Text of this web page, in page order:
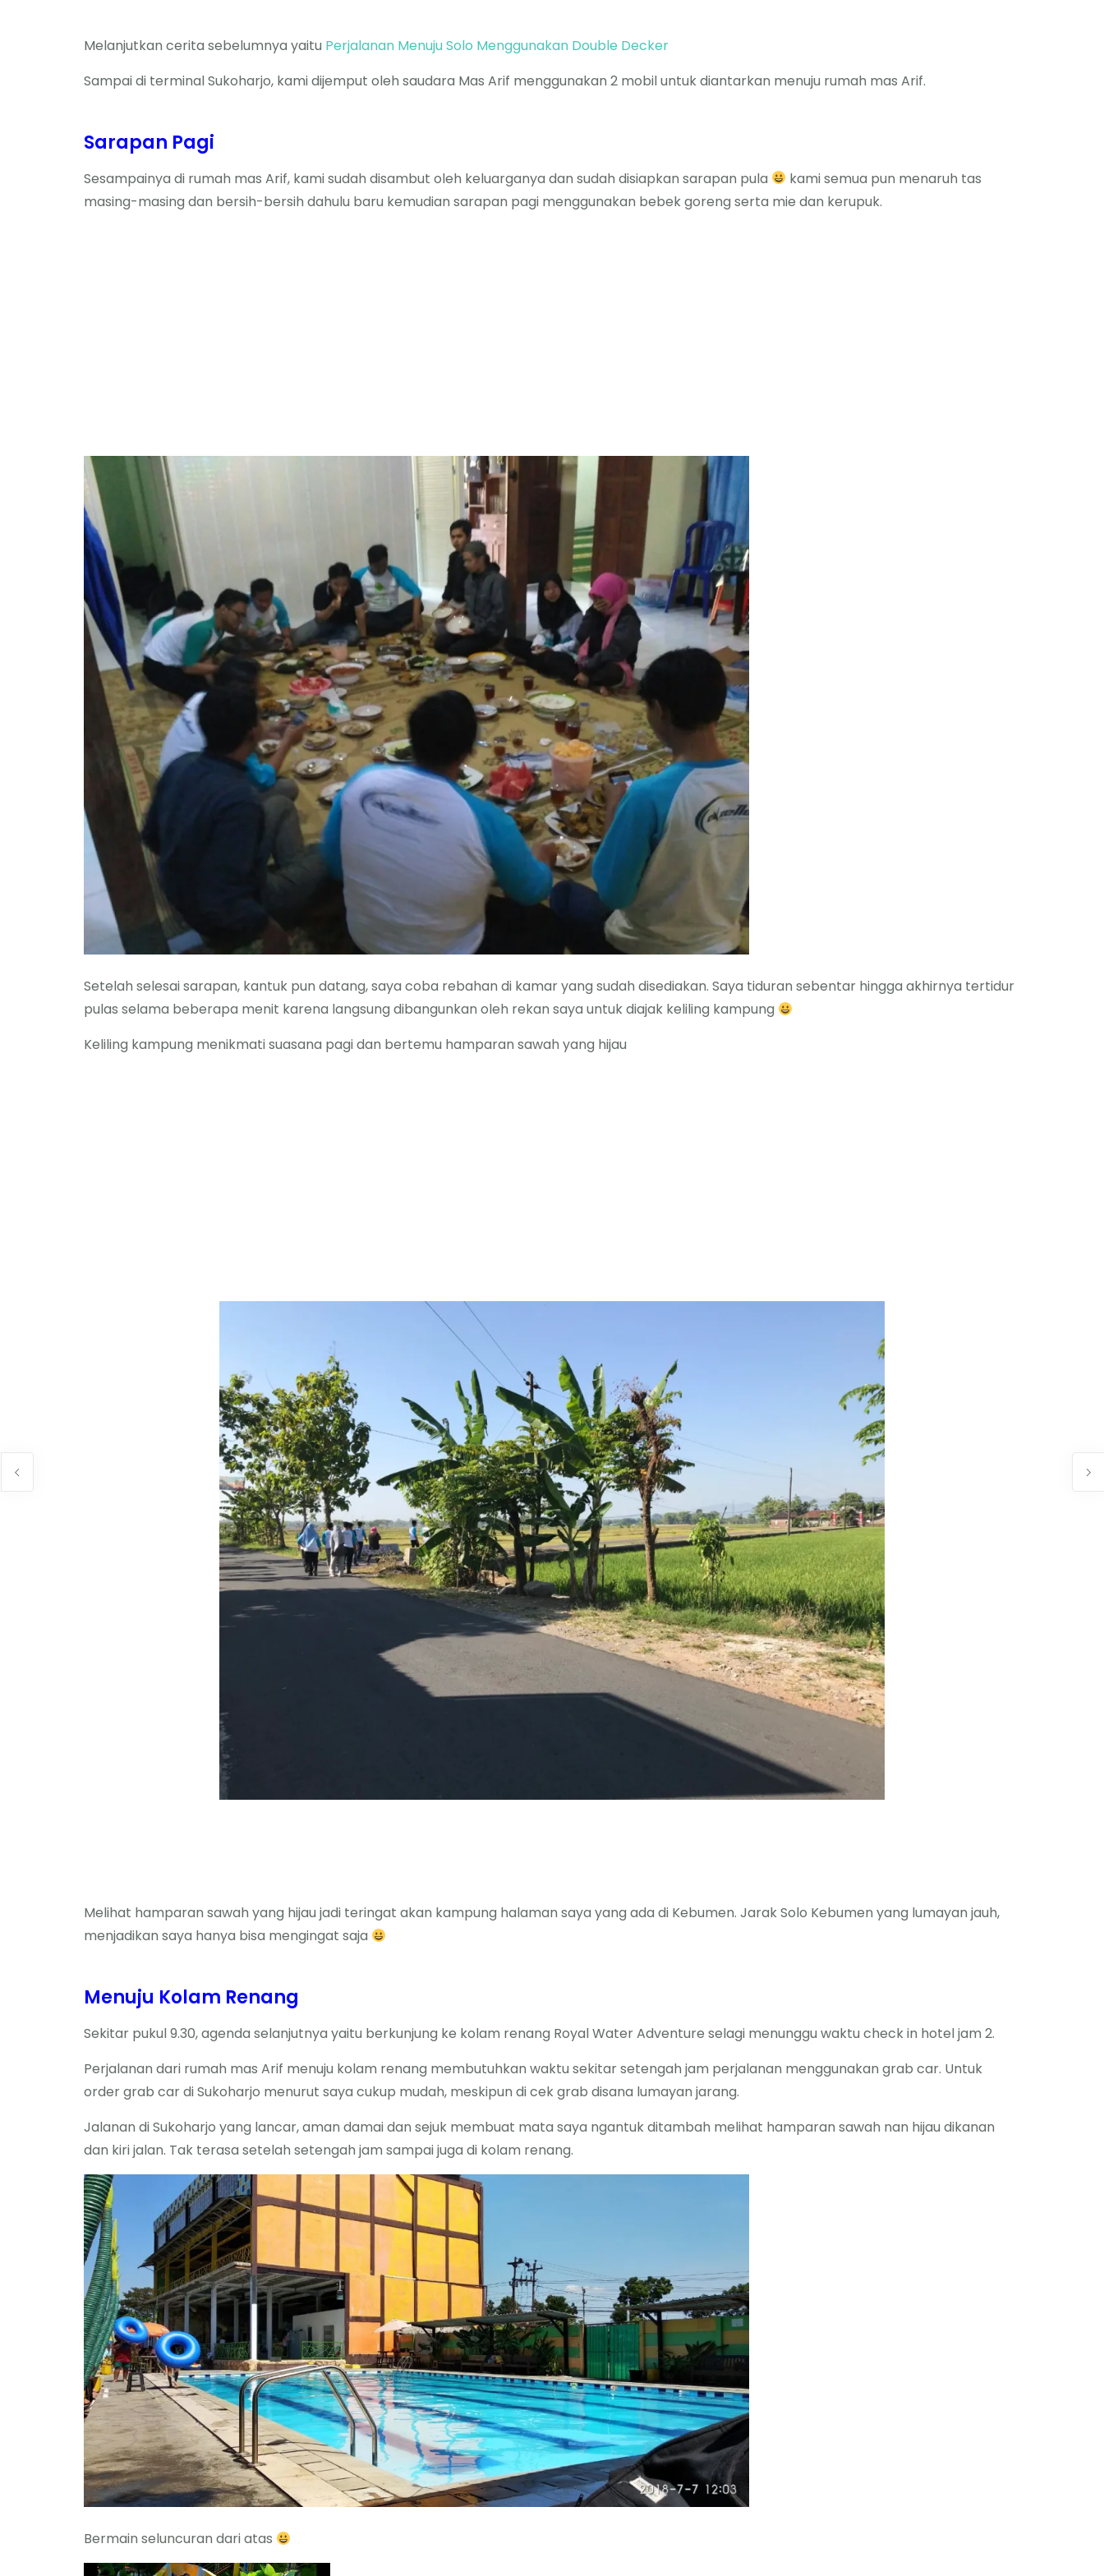
Melanjutkan cerita sebelumnya yaitu Perjalanan Menuju Solo Menggunakan Double Decker
Sampai di terminal Sukoharjo, kami dijemput oleh saudara Mas Arif menggunakan 2 mobil untuk diantarkan menuju rumah mas Arif.
Sarapan Pagi
Sesampainya di rumah mas Arif, kami sudah disambut oleh keluarganya dan sudah disiapkan sarapan pula
kami semua pun menaruh tas
masing-masing dan bersih-bersih dahulu baru kemudian sarapan pagi menggunakan bebek goreng serta mie dan kerupuk.
Setelah selesai sarapan, kantuk pun datang, saya coba rebahan di kamar yang sudah disediakan. Saya tiduran sebentar hingga akhirnya tertidur
pulas selama beberapa menit karena langsung dibangunkan oleh rekan saya untuk diajak keliling kampung
Keliling kampung menikmati suasana pagi dan bertemu hamparan sawah yang hijau
Melihat hamparan sawah yang hijau jadi teringat akan kampung halaman saya yang ada di Kebumen. Jarak Solo Kebumen yang lumayan jauh,
menjadikan saya hanya bisa mengingat saja
Menuju Kolam Renang
Sekitar pukul 9.30, agenda selanjutnya yaitu berkunjung ke kolam renang Royal Water Adventure selagi menunggu waktu check in hotel jam 2.
Perjalanan dari rumah mas Arif menuju kolam renang membutuhkan waktu sekitar setengah jam perjalanan menggunakan grab car. Untuk
order grab car di Sukoharjo menurut saya cukup mudah, meskipun di cek grab disana lumayan jarang.
Jalanan di Sukoharjo yang lancar, aman damai dan sejuk membuat mata saya ngantuk ditambah melihat hamparan sawah nan hijau dikanan
dan kiri jalan. Tak terasa setelah setengah jam sampai juga di kolam renang.
Bermain seluncuran dari atas